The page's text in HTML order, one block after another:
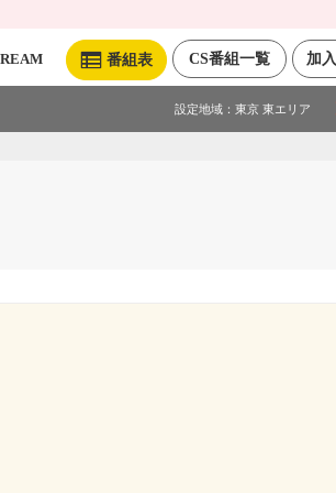
加
CS番組一覧
番組表
設定地域： 東京 東エリア